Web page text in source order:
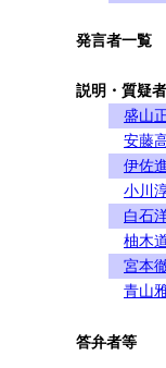
発言者一覧
説明・質疑
盛山
安藤
伊佐
小川
白石
柚木
宮本
青山
答弁者等